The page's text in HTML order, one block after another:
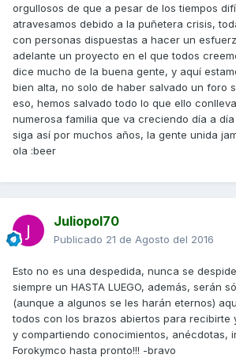
orgullosos de que a pesar de los tiempos
atravesamos debido a la puñetera crisis,
con personas dispuestas a hacer un
adelante un proyecto en el que todos
dice mucho de la buena gente, y aquí
bien alta, no solo de haber salvado un foro
eso, hemos salvado todo lo que ello
numerosa familia que va creciendo día a
siga así por muchos años, la gente unida
ola :beer
Juliopol70
Publicado 21 de Agosto del 2016
Esto no es una despedida, nunca se
siempre un HASTA LUEGO, además, serán
(aunque a algunos se les harán eternos)
todos con los brazos abiertos para recibirte
y compartiendo conocimientos, anécdotas,
Forokymco hasta pronto!!! -bravo